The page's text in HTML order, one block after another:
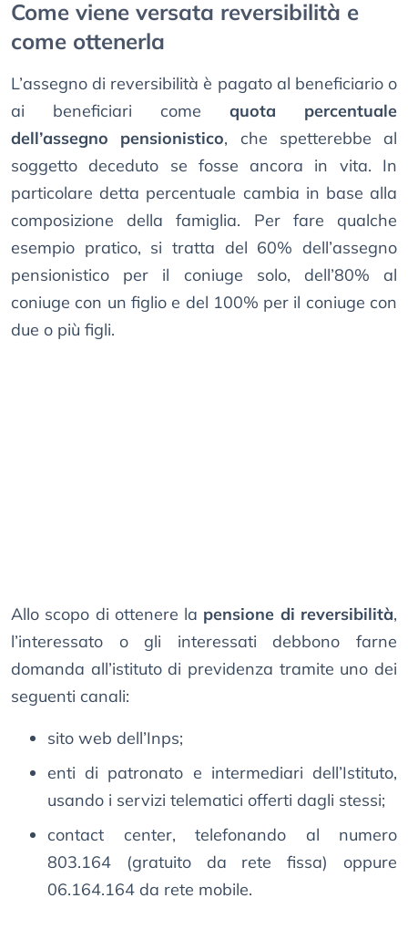
Come viene versata reversibilità e
come ottenerla
L’assegno di reversibilità è pagato al beneficiario o
ai beneficiari come quota percentuale
dell’assegno pensionistico, che spetterebbe al
soggetto deceduto se fosse ancora in vita. In
particolare detta percentuale cambia in base alla
composizione della famiglia. Per fare qualche
esempio pratico, si tratta del 60% dell’assegno
pensionistico per il coniuge solo, dell’80% al
coniuge con un figlio e del 100% per il coniuge con
due o più figli.
Allo scopo di ottenere la pensione di reversibilità,
l’interessato o gli interessati debbono farne
domanda all’istituto di previdenza tramite uno dei
seguenti canali:
sito web dell’Inps;
enti di patronato e intermediari dell’Istituto,
usando i servizi telematici offerti dagli stessi;
contact center, telefonando al numero
803.164 (gratuito da rete fissa) oppure
06.164.164 da rete mobile.